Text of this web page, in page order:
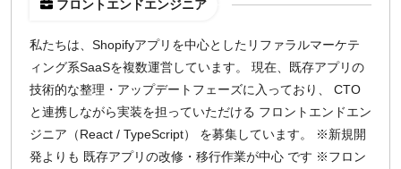
フロントエンドエンジニア
私たちは、Shopifyアプリを中心としたリファラルマーケテ
ィング系SaaSを複数運営しています。 現在、既存アプリの
技術的な整理・アップデートフェーズに入っており、 CTO
と連携しながら実装を担っていただける フロントエンドエン
ジニア（React / TypeScript） を募集しています。 ※新規開
発よりも 既存アプリの改修・移行作業が中心 です ※フロン